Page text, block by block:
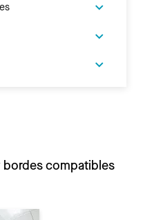
bordes compatibles